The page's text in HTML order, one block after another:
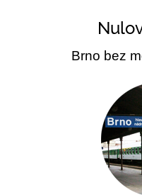
Brno bez